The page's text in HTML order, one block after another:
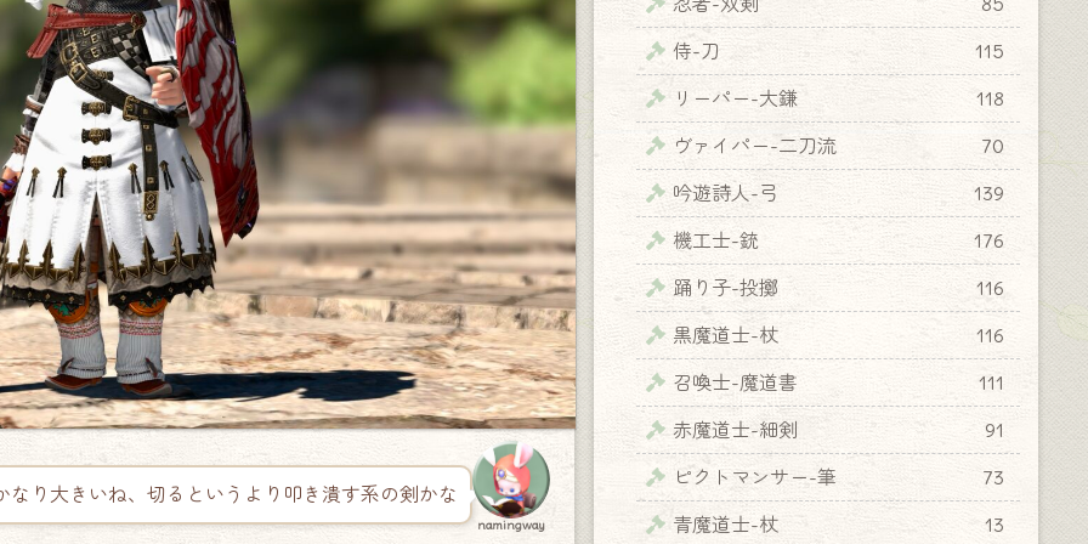
なり大きいね、切るというより叩き潰す系の剣かな
namingway
侍-刀
115
リーパー-大鎌
118
ヴァイパー-二刀流
70
吟遊詩人-弓
139
機工士-銃
176
踊り子-投擲
116
黒魔道士-杖
116
召喚士-魔道書
111
赤魔道士-細剣
91
ピクトマンサー-筆
73
青魔道士-杖
13